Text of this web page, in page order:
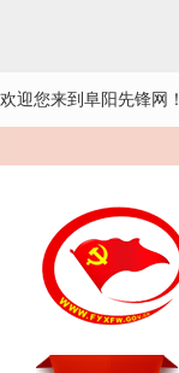
欢迎您来到阜阳先锋网！